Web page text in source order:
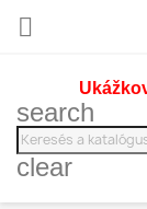

search
clear